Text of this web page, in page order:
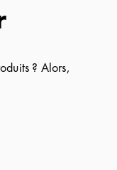
? Alors,